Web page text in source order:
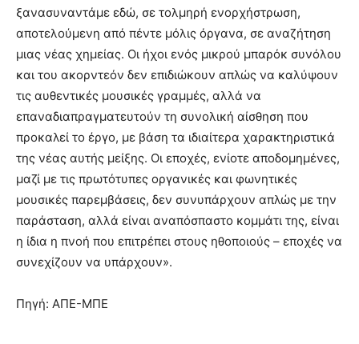
ξανασυναντάμε εδώ, σε τολμηρή ενορχήστρωση,
αποτελούμενη από πέντε μόλις όργανα, σε αναζήτηση
μιας νέας χημείας. Οι ήχοι ενός μικρού μπαρόκ συνόλου
και του ακορντεόν δεν επιδιώκουν απλώς να καλύψουν
τις αυθεντικές μουσικές γραμμές, αλλά να
επαναδιαπραγματευτούν τη συνολική αίσθηση που
προκαλεί το έργο, με βάση τα ιδιαίτερα χαρακτηριστικά
της νέας αυτής μείξης. Οι εποχές, ενίοτε αποδομημένες,
μαζί με τις πρωτότυπες οργανικές και φωνητικές
μουσικές παρεμβάσεις, δεν συνυπάρχουν απλώς με την
παράσταση, αλλά είναι αναπόσπαστο κομμάτι της, είναι
η ίδια η πνοή που επιτρέπει στους ηθοποιούς – εποχές να
συνεχίζουν να υπάρχουν».
Πηγή: ΑΠΕ-ΜΠΕ